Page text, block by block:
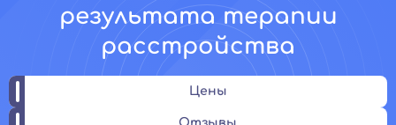
результата терапии
расстройства
Цены